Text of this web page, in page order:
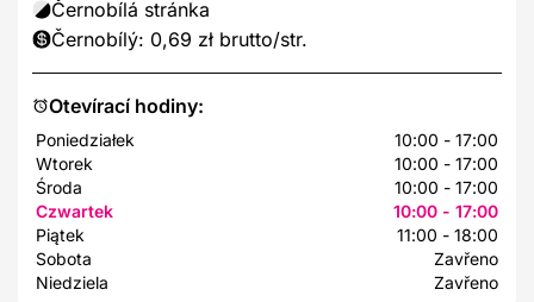
Otevírací hodiny:
Poniedziałek
10:00 - 17:00
Wtorek
10:00 - 17:00
Środa
10:00 - 17:00
Czwartek
10:00 - 17:00
Piątek
11:00 - 18:00
Sobota
Zavřeno
Niedziela
Zavřeno
Černobílá stránka
Černobílý: 0,69 zł brutto/str.